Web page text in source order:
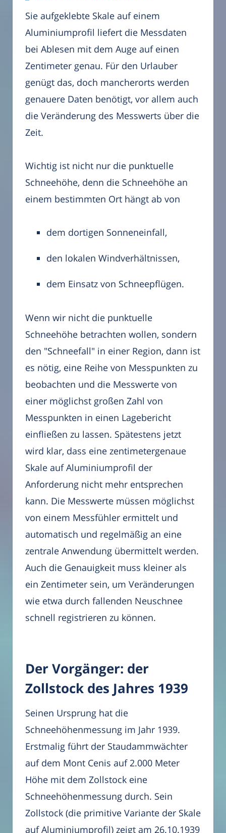
Sie aufgeklebte Skale auf einem
Aluminiumprofil liefert die Messdaten
bei Ablesen mit dem Auge auf einen
Zentimeter genau. Für den Urlauber
genügt das, doch mancherorts werden
genauere Daten benötigt, vor allem auch
die Veränderung des Messwerts über die
Zeit.
Wichtig ist nicht nur die punktuelle
Schneehöhe, denn die Schneehöhe an
einem bestimmten Ort hängt ab von
dem dortigen Sonneneinfall,
den lokalen Windverhältnissen,
dem Einsatz von Schneepflügen.
Wenn wir nicht die punktuelle
Schneehöhe betrachten wollen, sondern
den "Schneefall" in einer Region, dann ist
es nötig, eine Reihe von Messpunkten zu
beobachten und die Messwerte von
einer möglichst großen Zahl von
Messpunkten in einen Lagebericht
einfließen zu lassen. Spätestens jetzt
wird klar, dass eine zentimetergenaue
Skale auf Aluminiumprofil der
Anforderung nicht mehr entsprechen
kann. Die Messwerte müssen möglichst
von einem Messfühler ermittelt und
automatisch und regelmäßig an eine
zentrale Anwendung übermittelt werden.
Auch die Genauigkeit muss kleiner als
ein Zentimeter sein, um Veränderungen
wie etwa durch fallenden Neuschnee
schnell registrieren zu können.
Der Vorgänger: der
Zollstock des Jahres 1939
Seinen Ursprung hat die
Schneehöhenmessung im Jahr 1939.
Erstmalig führt der Staudammwächter
auf dem Mont Cenis auf 2.000 Meter
Höhe mit dem Zollstock eine
Schneehöhenmessung durch. Sein
Zollstock (die primitive Variante der Skale
auf Aluminiumprofil) zeigt am 26.10.1939